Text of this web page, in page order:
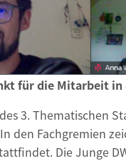
für die Mitarbeit in
3. Thematischen
den Fachgremien
Die Junge